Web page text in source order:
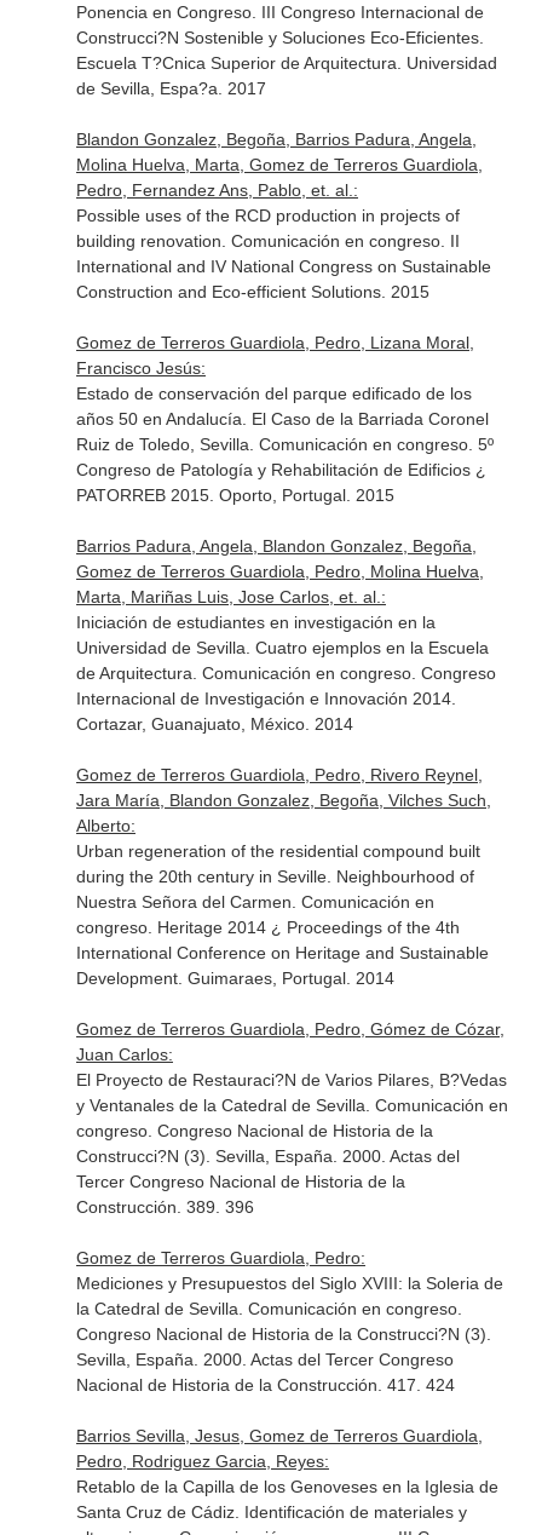
Ponencia en Congreso. III Congreso Internacional de
Construcci?N Sostenible y Soluciones Eco-Eficientes.
Escuela T?Cnica Superior de Arquitectura. Universidad
de Sevilla, Espa?a. 2017
Blandon Gonzalez, Begoña, Barrios Padura, Angela,
Molina Huelva, Marta, Gomez de Terreros Guardiola,
Pedro, Fernandez Ans, Pablo, et. al.:
Possible uses of the RCD production in projects of
building renovation. Comunicación en congreso. II
International and IV National Congress on Sustainable
Construction and Eco-efficient Solutions. 2015
Gomez de Terreros Guardiola, Pedro, Lizana Moral,
Francisco Jesús:
Estado de conservación del parque edificado de los
años 50 en Andalucía. El Caso de la Barriada Coronel
Ruiz de Toledo, Sevilla. Comunicación en congreso. 5º
Congreso de Patología y Rehabilitación de Edificios ¿
PATORREB 2015. Oporto, Portugal. 2015
Barrios Padura, Angela, Blandon Gonzalez, Begoña,
Gomez de Terreros Guardiola, Pedro, Molina Huelva,
Marta, Mariñas Luis, Jose Carlos, et. al.:
Iniciación de estudiantes en investigación en la
Universidad de Sevilla. Cuatro ejemplos en la Escuela
de Arquitectura. Comunicación en congreso. Congreso
Internacional de Investigación e Innovación 2014.
Cortazar, Guanajuato, México. 2014
Gomez de Terreros Guardiola, Pedro, Rivero Reynel,
Jara María, Blandon Gonzalez, Begoña, Vilches Such,
Alberto:
Urban regeneration of the residential compound built
during the 20th century in Seville. Neighbourhood of
Nuestra Señora del Carmen. Comunicación en
congreso. Heritage 2014 ¿ Proceedings of the 4th
International Conference on Heritage and Sustainable
Development. Guimaraes, Portugal. 2014
Gomez de Terreros Guardiola, Pedro, Gómez de Cózar,
Juan Carlos:
El Proyecto de Restauraci?N de Varios Pilares, B?Vedas
y Ventanales de la Catedral de Sevilla. Comunicación en
congreso. Congreso Nacional de Historia de la
Construcci?N (3). Sevilla, España. 2000. Actas del
Tercer Congreso Nacional de Historia de la
Construcción. 389. 396
Gomez de Terreros Guardiola, Pedro:
Mediciones y Presupuestos del Siglo XVIII: la Soleria de
la Catedral de Sevilla. Comunicación en congreso.
Congreso Nacional de Historia de la Construcci?N (3).
Sevilla, España. 2000. Actas del Tercer Congreso
Nacional de Historia de la Construcción. 417. 424
Barrios Sevilla, Jesus, Gomez de Terreros Guardiola,
Pedro, Rodriguez Garcia, Reyes:
Retablo de la Capilla de los Genoveses en la Iglesia de
Santa Cruz de Cádiz. Identificación de materiales y